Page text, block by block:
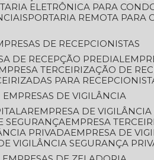
ELETRÔNICA PARA
PORTARIA REMOTA
DE RECEPCIONISTAS
DE RECEPÇÃO PREDIAL
EMPRESA TERCEIRIZAÇÃO DE
PARA
EMPRESAS DE VIGILÂNCIA
EMPRESA DE
SEGURANÇA
EMPRESA
PRIVADA
EMPRESA DE
DE VIGILÂNCIA SEGURANÇA